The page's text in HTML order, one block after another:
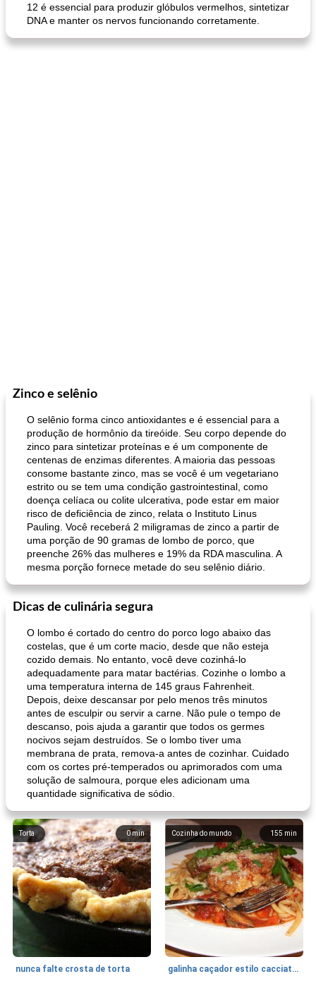
12 é essencial para produzir glóbulos vermelhos, sintetizar
DNA e manter os nervos funcionando corretamente.
Zinco e selênio
O selênio forma cinco antioxidantes e é essencial para a
produção de hormônio da tireóide. Seu corpo depende do
zinco para sintetizar proteínas e é um componente de
centenas de enzimas diferentes. A maioria das pessoas
consome bastante zinco, mas se você é um vegetariano
estrito ou se tem uma condição gastrointestinal, como
doença celíaca ou colite ulcerativa, pode estar em maior
risco de deficiência de zinco, relata o Instituto Linus
Pauling. Você receberá 2 miligramas de zinco a partir de
uma porção de 90 gramas de lombo de porco, que
preenche 26% das mulheres e 19% da RDA masculina. A
mesma porção fornece metade do seu selênio diário.
Dicas de culinária segura
O lombo é cortado do centro do porco logo abaixo das
costelas, que é um corte macio, desde que não esteja
cozido demais. No entanto, você deve cozinhá-lo
adequadamente para matar bactérias. Cozinhe o lombo a
uma temperatura interna de 145 graus Fahrenheit.
Depois, deixe descansar por pelo menos três minutos
antes de esculpir ou servir a carne. Não pule o tempo de
descanso, pois ajuda a garantir que todos os germes
nocivos sejam destruídos. Se o lombo tiver uma
membrana de prata, remova-a antes de cozinhar. Cuidado
com os cortes pré-temperados ou aprimorados com uma
solução de salmoura, porque eles adicionam uma
quantidade significativa de sódio.
0min
Torta
nunca falte crosta de torta
155 min
Cozinha do mundo
galinha caçador estilo cacciatore